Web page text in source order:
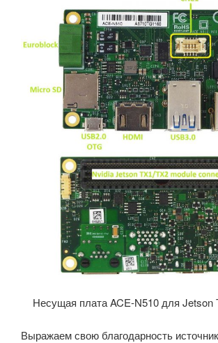
Несущая плата ACE-N510 для Jetson
Выражаем свою благодарность